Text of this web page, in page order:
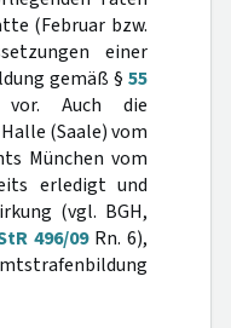
(Februar bzw.
einer
gemäß § 55
vor. Auch die
(Saale) vom
München vom
erledigt und
(vgl. BGH,
496/09Rn. 6),